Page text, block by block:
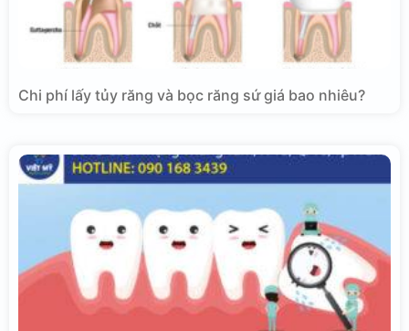
Chi phí lấy tủy răng và bọc răng sứ giá bao nhiêu?